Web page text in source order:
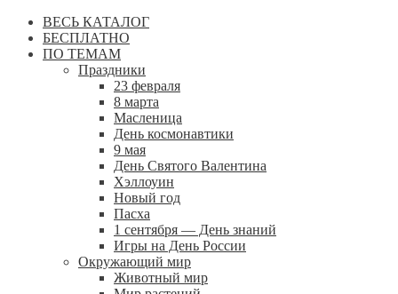
ВЕСЬ КАТАЛОГ
БЕСПЛАТНО
ПО ТЕМАМ
Праздники
23 февраля
8 марта
Масленица
День космонавтики
9 мая
День Святого Валентина
Хэллоуин
Новый год
Пасха
1 сентября — День знаний
Игры на День России
Окружающий мир
Животный мир